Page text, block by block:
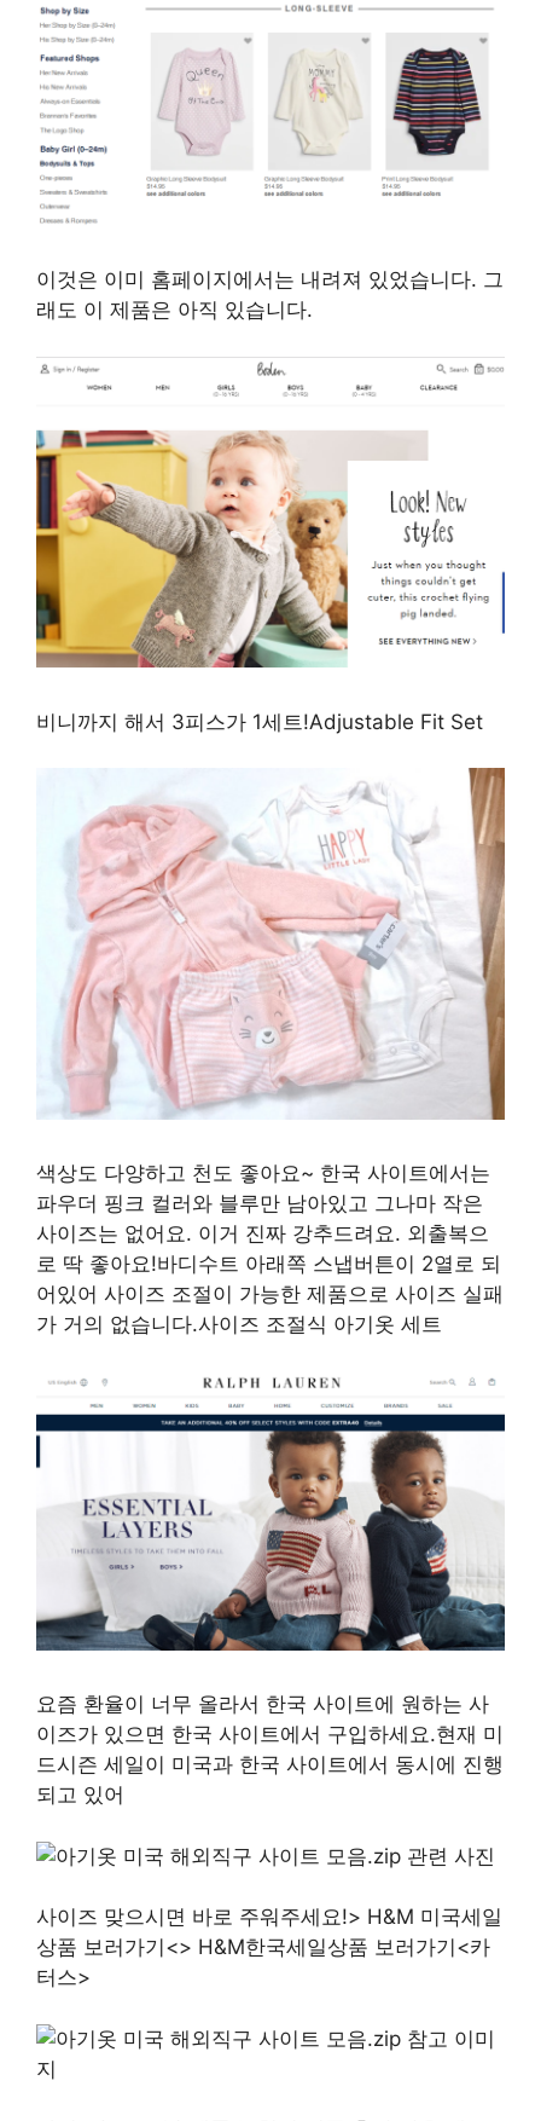
이것은 이미 홈페이지에서는 내려져 있었습니다. 그
래도 이 제품은 아직 있습니다.
비니까지 해서 3피스가 1세트!Adjustable Fit Set
색상도 다양하고 천도 좋아요~ 한국 사이트에서는
파우더 핑크 컬러와 블루만 남아있고 그나마 작은
사이즈는 없어요. 이거 진짜 강추드려요. 외출복으
로 딱 좋아요!바디수트 아래쪽 스냅버튼이 2열로 되
어있어 사이즈 조절이 가능한 제품으로 사이즈 실패
가 거의 없습니다.사이즈 조절식 아기옷 세트
요즘 환율이 너무 올라서 한국 사이트에 원하는 사
이즈가 있으면 한국 사이트에서 구입하세요.현재 미
드시즌 세일이 미국과 한국 사이트에서 동시에 진행
되고 있어
사이즈 맞으시면 바로 주워주세요!> H&M 미국세일
상품 보러가기<> H&M한국세일상품 보러가기<카
터스>